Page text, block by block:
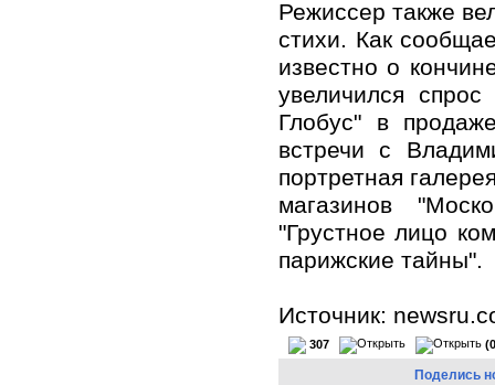
Режиссер также
стихи. Как
известно о
увеличился
Глобус" в
встречи с
портретная
магазинов
"Грустное лицо
парижские тайны".
Источник:
307
Поделись